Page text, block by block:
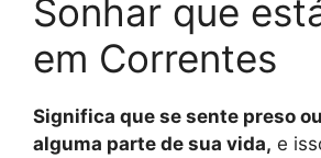
Sonhar que
em Correntes
Significa que se sente preso
alguma parte de sua vida, e